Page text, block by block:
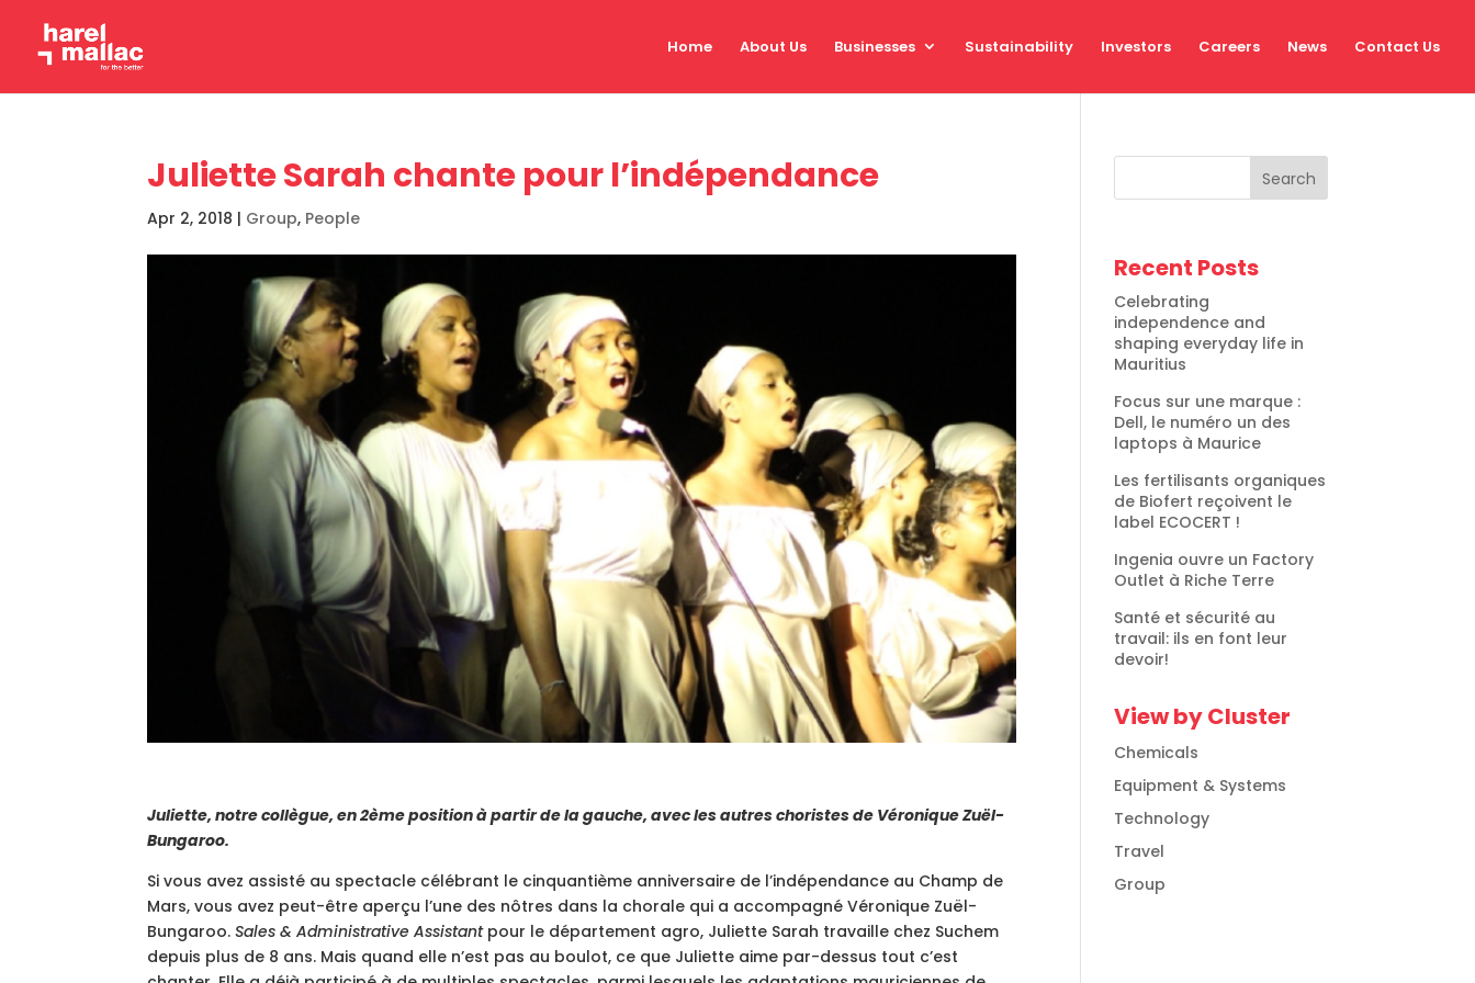
Home About Us Businesses Sustainability Investors Careers News Contact Us
Juliette Sarah chante pour l’indépendance
Apr 2, 2018 | Group, People
Juliette, notre collègue, en 2ème position à partir de la gauche, avec les autres choristes de Véronique Zuël-
Bungaroo.
Si vous avez assisté au spectacle célébrant le cinquantième anniversaire de l’indépendance au Champ de
Mars, vous avez peut-être aperçu l’une des nôtres dans la chorale qui a accompagné Véronique Zuël-
Bungaroo.Sales & Administrative Assistantpour le département agro, Juliette Sarah travaille chez Suchem
depuis plus de 8 ans. Mais quand elle n’est pas au boulot, ce que Juliette aime par-dessus tout c’est
Search
Recent Posts
Celebrating
independence and
shaping everyday life in
Mauritius
Focus sur une marque :
Dell, le numéro un des
laptops à Maurice
Les fertilisants organiques
de Biofert reçoivent le
label ECOCERT !
Ingenia ouvre un Factory
Outlet à Riche Terre
Santé et sécurité au
travail: ils en font leur
devoir!
View by Cluster
Chemicals
Equipment & Systems
Technology
Travel
Group